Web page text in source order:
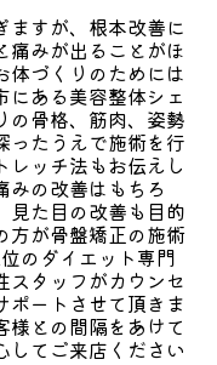
ますが、根本改善に
痛みが出ることがほ
体づくりのためには
にある美容整体シェ
の骨格、筋肉、姿勢
ったうえで施術を行
レッチ法もお伝えし
みの改善はもちろ
見た目の改善も目的
方が骨盤矯正の施術
のダイエット専門
スタッフがカウンセ
ポートさせて頂きま
様との間隔をあけて
してご来店ください